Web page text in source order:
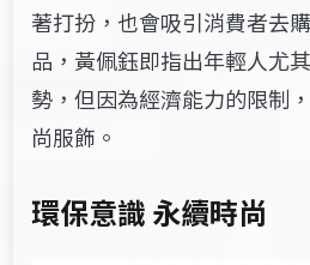
著打扮，也會吸引消費者去
品，黃佩鈺即指出年輕人尤
勢，但因為經濟能力的限制
尚服飾。
環保意識 永續時尚